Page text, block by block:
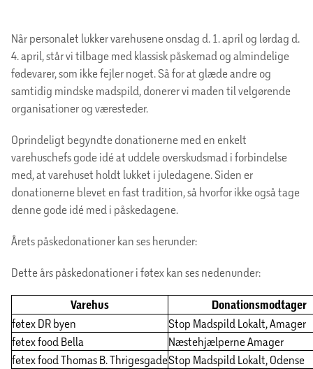
Når personalet lukker varehusene onsdag d. 1. april og lørdag d.
4. april, står vi tilbage med klassisk påskemad og almindelige
fødevarer, som ikke fejler noget. Så for at glæde andre og
samtidig mindske madspild, donerer vi maden til velgørende
organisationer og væresteder.
Oprindeligt begyndte donationerne med en enkelt
varehuschefs gode idé at uddele overskudsmad i forbindelse
med, at varehuset holdt lukket i juledagene. Siden er
donationerne blevet en fast tradition, så hvorfor ikke også tage
denne gode idé med i påskedagene.
Årets påskedonationer kan ses herunder:
Dette års påskedonationer i føtex kan ses nedenunder:
Varehus Donationsmodtager
føtex DR byen
Stop Madspild Lokalt, Amager
føtex food Bella
Næstehjælperne Amager
føtex food Thomas B. ThrigesgadeStop Madspild Lokalt, Odense